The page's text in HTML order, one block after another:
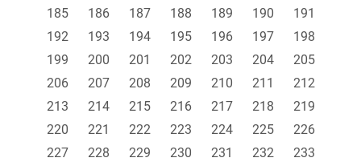
185
186 187 188 189 190
191
192
193 194 195 196 197
198
199
200 201 202 203 204
205
206
207 208 209 210 211
212
213
214 215 216 217 218
219
220
221 222 223 224 225
226
227
228 229 230 231 232
233